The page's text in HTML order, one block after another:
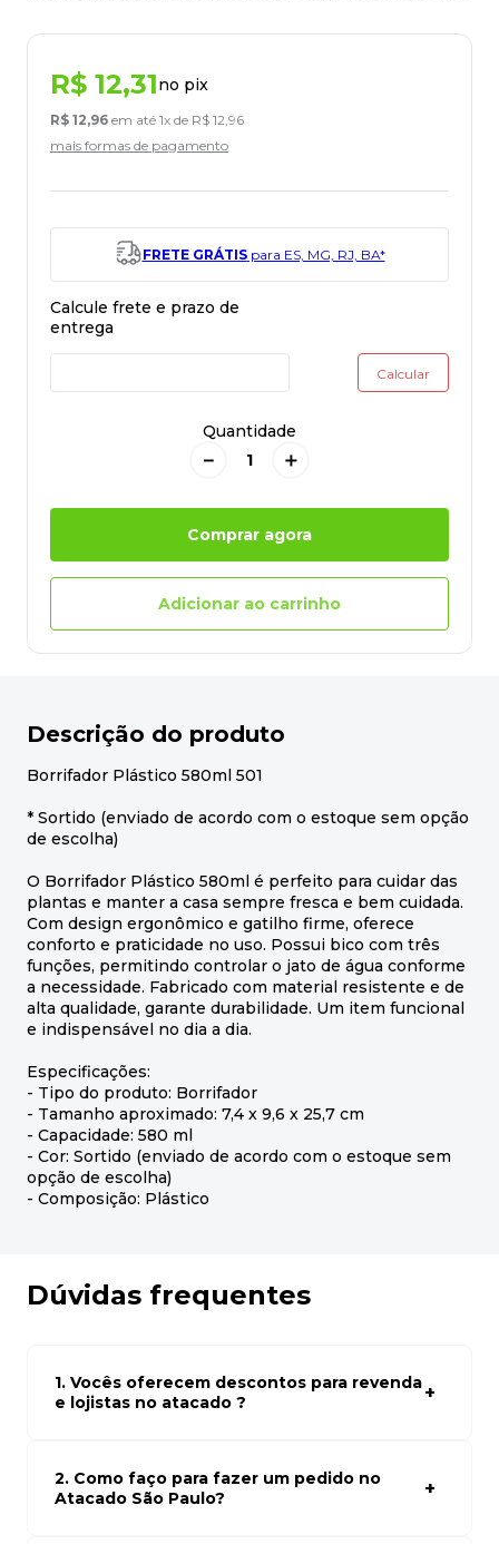
R$ 12,31no pix
R$ 12,96 em até 1x de R$ 12,96
mais formas de pagamento
FRETE GRÁTISpara ES, MG, RJ, BA*
Quantidade
＋
－
Comprar agora
Adicionar ao carrinho
Descrição do produto
Borrifador Plástico 580ml 501
* Sortido (enviado de acordo com o estoque sem opção
de escolha)
O Borrifador Plástico 580ml é perfeito para cuidar das
plantas e manter a casa sempre fresca e bem cuidada.
Com design ergonômico e gatilho firme, oferece
conforto e praticidade no uso. Possui bico com três
funções, permitindo controlar o jato de água conforme
a necessidade. Fabricado com material resistente e de
alta qualidade, garante durabilidade. Um item funcional
e indispensável no dia a dia.
Especificações:
- Tipo do produto: Borrifador
- Tamanho aproximado: 7,4 x 9,6 x 25,7 cm
- Capacidade: 580 ml
- Cor: Sortido (enviado de acordo com o estoque sem
opção de escolha)
- Composição: Plástico
Dúvidas frequentes
1. Vocês oferecem descontos para revenda
e lojistas no atacado ?
atacado empresas e compre com os melhores preços
para seu modelo de negócio
2. Como faço para fazer um pedido no
Atacado São Paulo?